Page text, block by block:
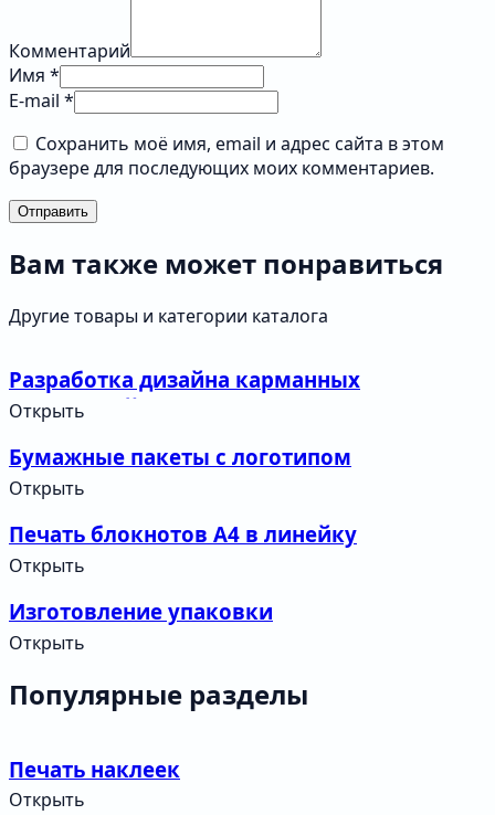
Комментарий
Имя *
E-mail *
Сохранить моё имя, email и адрес сайта в этом
браузере для последующих моих комментариев.
Отправить
Вам также может понравиться
Другие товары и категории каталога
Разработка дизайна карманных
календарей
Открыть
Бумажные пакеты с логотипом
Открыть
Печать блокнотов А4 в линейку
Открыть
Изготовление упаковки
Открыть
Популярные разделы
Печать наклеек
Открыть